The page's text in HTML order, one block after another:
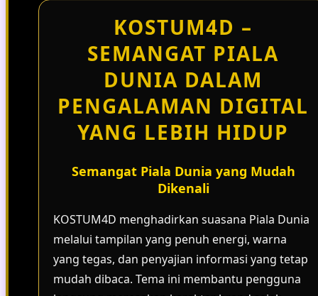
KOSTUM4D –
SEMANGAT PIALA
DUNIA DALAM
PENGALAMAN DIGITAL
YANG LEBIH HIDUP
Semangat Piala Dunia yang Mudah
Dikenali
KOSTUM4D menghadirkan suasana Piala Dunia
melalui tampilan yang penuh energi, warna
yang tegas, dan penyajian informasi yang tetap
mudah dibaca. Tema ini membantu pengguna